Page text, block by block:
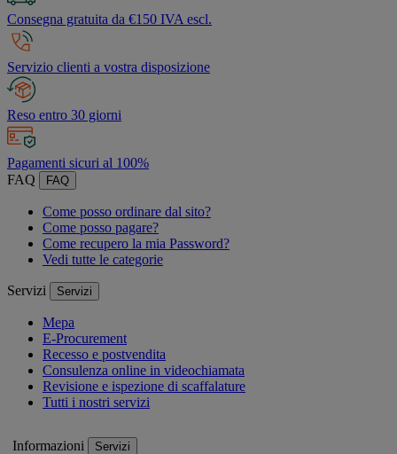
Consegna gratuita da €150 IVA escl.
Servizio clienti a vostra disposizione
Reso entro 30 giorni
Pagamenti sicuri al 100%
FAQ
FAQ
Come posso ordinare dal sito?
Come posso pagare?
Come recupero la mia Password?
Vedi tutte le categorie
Servizi Servizi
Mepa
E-Procurement
Recesso e postvendita
Consulenza online in videochiamata
Revisione e ispezione di scaffalature
Tutti i nostri servizi
Informazioni Servizi